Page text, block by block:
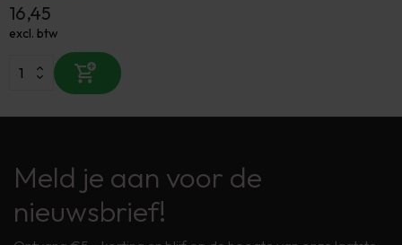
16,45
excl. btw
Meld je aan voor de
nieuwsbrief!